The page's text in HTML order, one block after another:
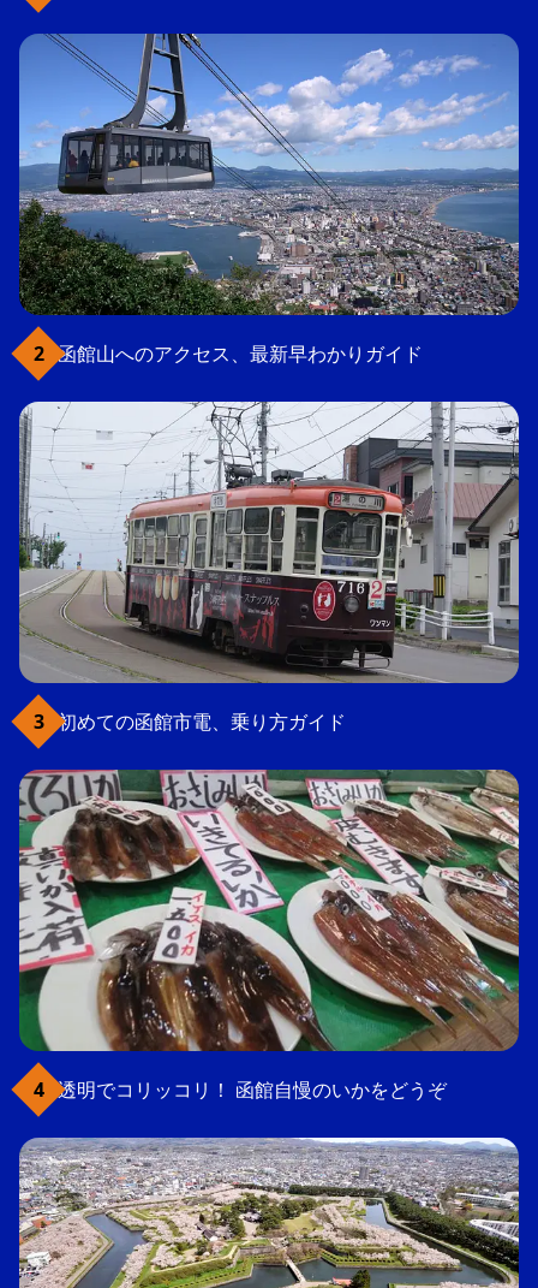
函館山へのアクセス、最新早わかりガイド
初めての函館市電、乗り方ガイド
透明でコリッコリ！ 函館自慢のいかをどうぞ